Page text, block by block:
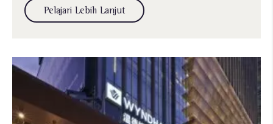
Pelajari Lebih Lanjut